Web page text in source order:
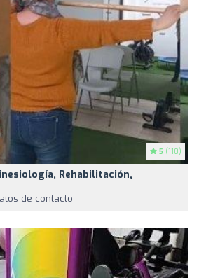
5 (110)
Rehabilitación,
de contacto